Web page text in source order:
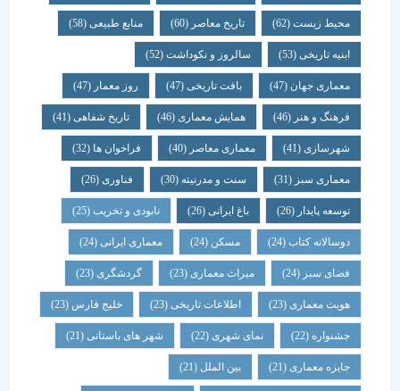
محیط زیست(62) تاریخ معاصر(60) منابع طبیعی(58)
ابنیه تاریخی(53) سالروز و نکوداشت(52)
معماری جهان (47) بافت تاریخی(47) روز معمار(47)
فرهنگ و هنر(46) همایش معماری (46) تاریخ شفاهی (41)
شهرسازی(41) معماری معاصر(40) فراخوان ها (32)
معماری سبز(31) سنت و مدرنیته(30) فناوری (26)
توسعه پایدار(26) باغ ایرانی(26) نابودی و تخریب(25)
دوسالانه کتاب(24) مسکن (24) معماری ایرانی(24)
فضای سبز(24) میراث معماری (23) گردشگری (23)
هویت معماری (23) اطلاعات تاریخی(23) خلیج فارس(23)
جشنواره(22) نمای شهری(22) شهر های باستانی (21)
جایزه معماری (21) بین الملل(21)